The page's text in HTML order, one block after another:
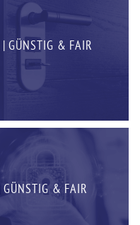
| GÜNSTIG & FAIR
& FAIR